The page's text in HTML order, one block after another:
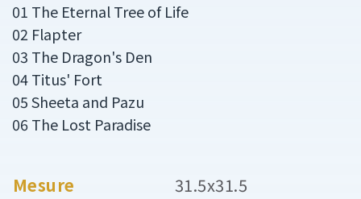
01 The Eternal Tree of Life
02 Flapter
03 The Dragon's Den
04 Titus' Fort
05 Sheeta and Pazu
06 The Lost Paradise
Mesure
31.5x31.5